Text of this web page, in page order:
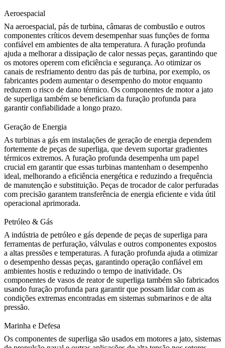
Aeroespacial
Na aeroespacial, pás de turbina, câmaras de combustão e outros
componentes críticos devem desempenhar suas funções de forma
confiável em ambientes de alta temperatura. A furação profunda
ajuda a melhorar a dissipação de calor nessas peças, garantindo que
os motores operem com eficiência e segurança. Ao otimizar os
canais de resfriamento dentro das pás de turbina, por exemplo, os
fabricantes podem aumentar o desempenho do motor enquanto
reduzem o risco de dano térmico. Os componentes de motor a jato
de superliga também se beneficiam da furação profunda para
garantir confiabilidade a longo prazo.
Geração de Energia
As turbinas a gás em instalações de geração de energia dependem
fortemente de peças de superliga, que devem suportar gradientes
térmicos extremos. A furação profunda desempenha um papel
crucial em garantir que essas turbinas mantenham o desempenho
ideal, melhorando a eficiência energética e reduzindo a frequência
de manutenção e substituição. Peças de trocador de calorperfuradas
com precisão garantem transferência de energia eficiente e vida útil
operacional aprimorada.
Petróleo & Gás
A indústria de petróleo e gás depende de peças de superliga para
ferramentas de perfuração, válvulas e outros componentes expostos
a altas pressões e temperaturas. A furação profunda ajuda a otimizar
o desempenho dessas peças, garantindo operação confiável em
ambientes hostis e reduzindo o tempo de inatividade. Os
componentes de vasos de reator de superliga também são fabricados
usando furação profunda para garantir que possam lidar com as
condições extremas encontradas em sistemas submarinos e de alta
pressão.
Marinha e Defesa
Os componentes de superliga são usados em motores a jato, sistemas